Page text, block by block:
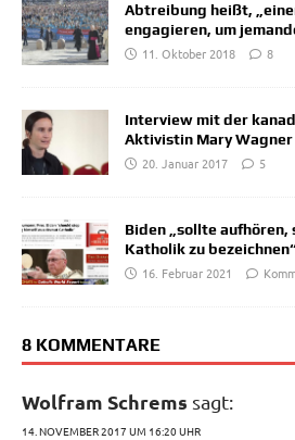
Abtreibung heißt,
engagieren, um
11. Oktober 2018
8
Interview mit der
Aktivistin Mary Wagner
20. Januar 2017
5
Biden „sollte aufhören,
Katholik zu
16. Februar 2021
8 KOMMENTARE
Wolfram Schrems sagt:
14. NOVEMBER 2017 UM 16:20 UHR